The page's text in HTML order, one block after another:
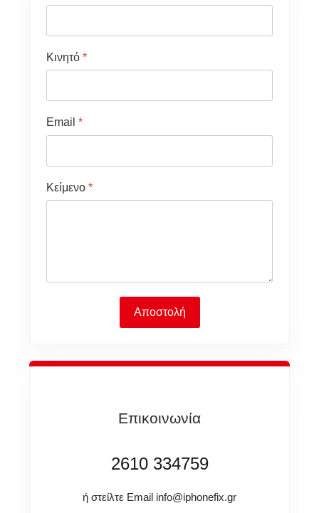
Κινητό *
Email *
Κείμενο *
Αποστολή
Επικοινωνία
2610 334759
ή στείλτε Email info@iphonefix.gr